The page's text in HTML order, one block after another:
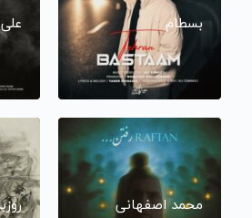
بسطام
محمد اصفهانی